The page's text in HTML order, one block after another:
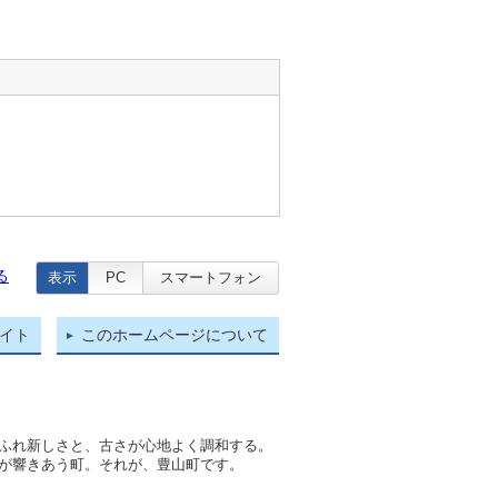
表示 PC スマートフォン
ト このホームページについて
れ新しさと、古さが心地よく調和する。
響きあう町。それが、豊山町です。